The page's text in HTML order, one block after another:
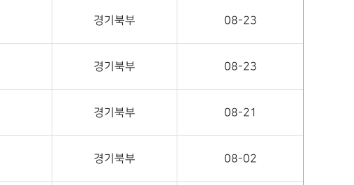
경기북부 08-23
경기북부 08-23
경기북부 08-21
경기북부 08-02